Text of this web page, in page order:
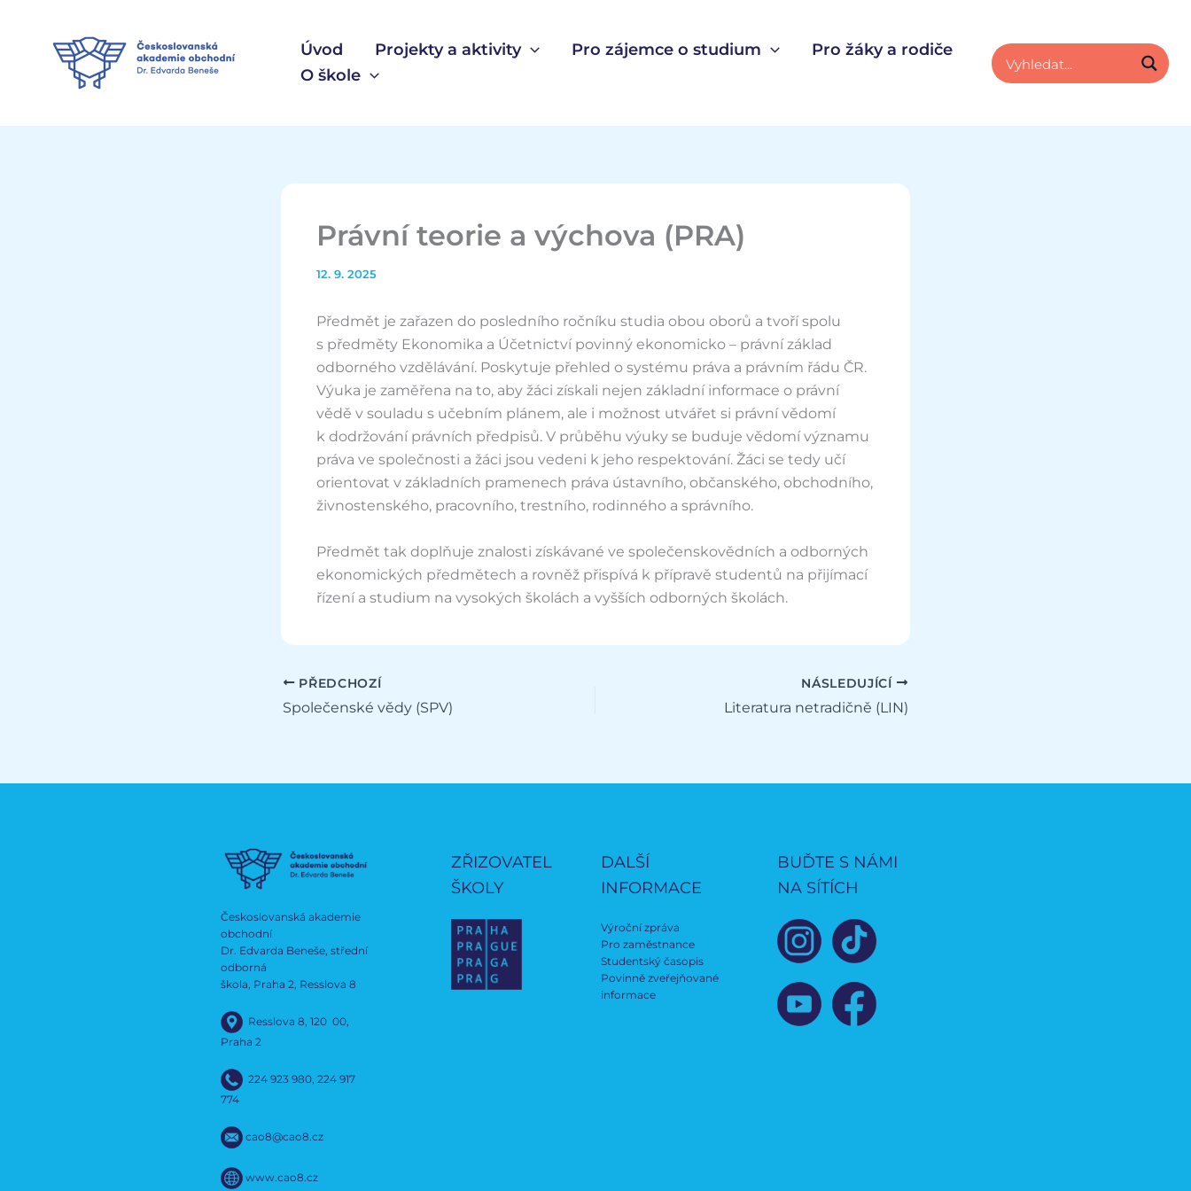
Úvod Projekty a aktivity Pro zájemce o studium
Pro žáky a rodiče
O škole
Právní teorie a výchova (PRA)
12. 9. 2025
Předmět je zařazen do posledního ročníku studia obou oborů a tvoří spolu
s předměty Ekonomika a Účetnictví povinný ekonomicko – právní základ
odborného vzdělávání. Poskytuje přehled o systému práva a právním řádu ČR.
Výuka je zaměřena na to, aby žáci získali nejen základní informace o právní
vědě v souladu s učebním plánem, ale i možnost utvářet si právní vědomí
k dodržování právních předpisů. V průběhu výuky se buduje vědomí významu
práva ve společnosti a žáci jsou vedeni k jeho respektování. Žáci se tedy učí
orientovat v základních pramenech práva ústavního, občanského, obchodního,
živnostenského, pracovního, trestního, rodinného a správního.
Předmět tak doplňuje znalosti získávané ve společenskovědních a odborných
ekonomických předmětech a rovněž přispívá k přípravě studentů na přijímací
řízení a studium na vysokých školách a vyšších odborných školách.
PŘEDCHOZÍ
Společenské vědy (SPV)
NÁSLEDUJÍCÍ
Literatura netradičně (LIN)
Českoslovanská akademie
obchodní
Dr. Edvarda Beneše, střední
odborná
škola, Praha 2, Resslova 8
Resslova 8, 120 00,
Praha 2
224 923 980 ,224 917
774
cao8@cao8.cz
www.cao8.cz
ZŘIZOVATEL
ŠKOLY
DALŠÍ
INFORMACE
Výroční zpráva
Pro zaměstnance
Studentský časopis
Povinně zveřejňované
informace
BUĎTE S NÁMI
NA SÍTÍCH